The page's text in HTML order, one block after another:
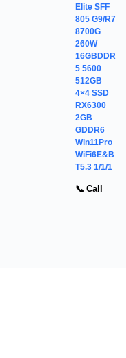
Elite SFF
805 G9/R7
8700G
260W
16GBDDR
5 5600
512GB
4×4 SSD
RX6300
2GB
GDDR6
Win11Pro
WiFi6E&B
T5.3 1/1/1
📞 Call